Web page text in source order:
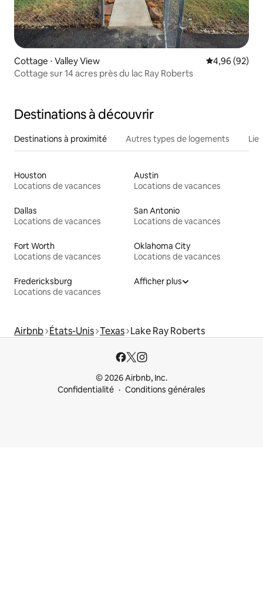
Cottage ⋅ Valley View Évaluation
4,96 (92)
Cottage sur 14 acres près du lac Ray Roberts
Destinations à découvrir
Destinations à proximité Autres types de logements
Houston
Locations de vacances
Austin
Locations de vacances
Dallas
Locations de vacances
San Antonio
Locations de vacances
Fort Worth
Locations de vacances
Oklahoma City
Locations de vacances
Fredericksburg
Locations de vacances
Afficher plus
Airbnb États-Unis Texas Lake Ray Roberts
© 2026 Airbnb, Inc.
Confidentialité
Conditions générales